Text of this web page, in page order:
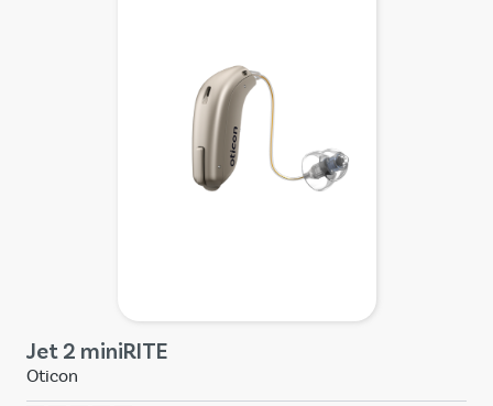
Jet 2 miniRITE
Oticon